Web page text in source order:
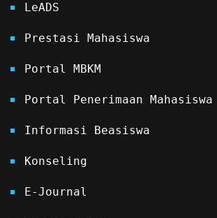
LeADS
Prestasi Mahasiswa
Portal MBKM
Portal Penerimaan Mahasiswa
Informasi Beasiswa
Konseling
E-Journal